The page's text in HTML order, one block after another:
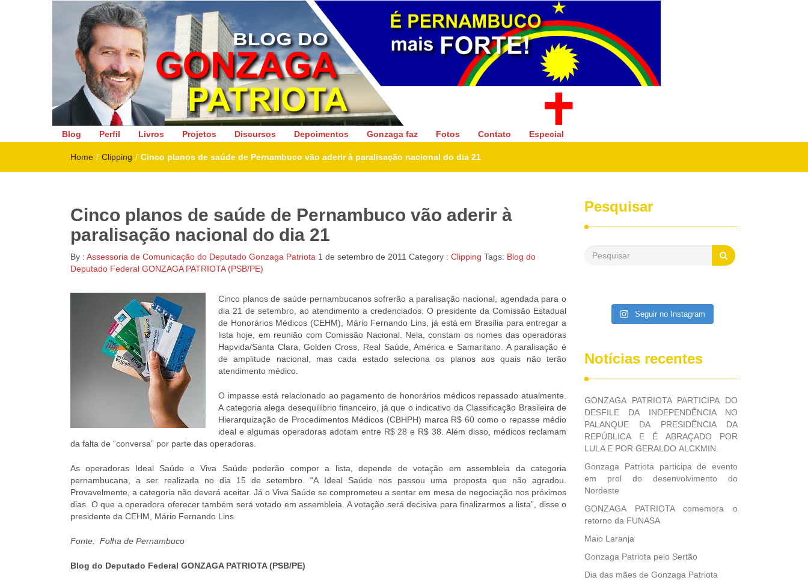
Gonzaga Patriota
Deputado Federal
Blog Perfil Livros Projetos Discursos Depoimentos Gonzaga faz Fotos Contato Especial
Home / Clipping / Cinco planos de saúde de Pernambuco vão aderir à paralisação nacional do dia 21
Cinco planos de saúde de Pernambuco vão aderir à
paralisação nacional do dia 21
By : Assessoria de Comunicação do Deputado Gonzaga Patriota 1 de setembro de 2011 Category : Clipping Tags: Blog do
Deputado Federal GONZAGA PATRIOTA (PSB/PE)
Cinco planos de saúde pernambucanos sofrerão a paralisação nacional, agendada para o
dia 21 de setembro, ao atendimento a credenciados. O presidente da Comissão Estadual
de Honorários Médicos (CEHM), Mário Fernando Lins, já está em Brasília para entregar a
lista hoje, em reunião com Comissão Nacional. Nela, constam os nomes das operadoras
Hapvida/Santa Clara, Golden Cross, Real Saúde, América e Samaritano. A paralisação é
de amplitude nacional, mas cada estado seleciona os planos aos quais não terão
atendimento médico.
O impasse está relacionado ao pagamento de honorários médicos repassado atualmente.
A categoria alega desequilíbrio financeiro, já que o indicativo da Classificação Brasileira de
Hierarquização de Procedimentos Médicos (CBHPH) marca R$ 60 como o repasse médio
ideal e algumas operadoras adotam entre R$ 28 e R$ 38. Além disso, médicos reclamam
da falta de “conversa” por parte das operadoras.
As operadoras Ideal Saúde e Viva Saúde poderão compor a lista, depende de votação em assembleia da categoria
pernambucana, a ser realizada no dia 15 de setembro. “A Ideal Saúde nos passou uma proposta que não agradou.
Provavelmente, a categoria não deverá aceitar. Já o Viva Saúde se comprometeu a sentar em mesa de negociação nos próximos
dias. O que a operadora oferecer também será votado em assembleia. A votação será decisiva para finalizarmos a lista”, disse o
presidente da CEHM, Mário Fernando Lins.
Fonte: Folha de Pernambuco
Blog do Deputado Federal GONZAGA PATRIOTA (PSB/PE)
Pesquisar
Seguir no Instagram
Notícias recentes
GONZAGA PATRIOTA PARTICIPA DO
DESFILE DA INDEPENDÊNCIA NO
PALANQUE DA PRESIDÊNCIA DA
REPÚBLICA E É ABRAÇADO POR
LULA E POR GERALDO ALCKMIN.
Gonzaga Patriota participa de evento
em prol do desenvolvimento do
Nordeste
GONZAGA PATRIOTA comemora o
retorno da FUNASA
Maio Laranja
Gonzaga Patriota pelo Sertão
Dia das mães de Gonzaga Patriota